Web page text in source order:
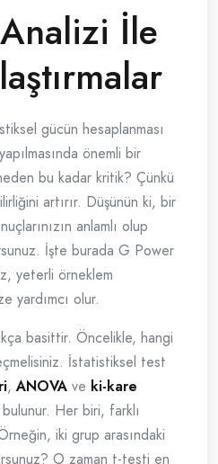
İle
gücün hesaplanması
önemli bir
bu kadar kritik? Çünkü
artırır. Düşünün ki, bir
anlamlı olup
İşte burada G Power
yeterli örneklem
yardımcı olur.
basittir. Öncelikle, hangi
İstatistiksel test
,ANOVA ve ki-kare
Her biri, farklı
iki grup arasındaki
O zaman t-testi en